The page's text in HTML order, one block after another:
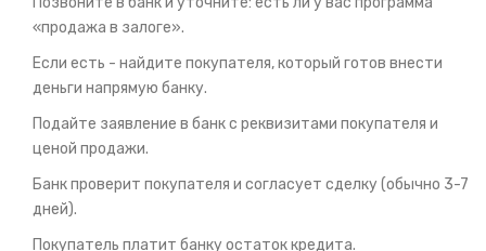
«продажа в залоге».
Если есть - найдите покупателя, который готов внести
деньги напрямую банку.
Подайте заявление в банк с реквизитами покупателя и
ценой продажи.
Банк проверит покупателя и согласует сделку (обычно 3-7
дней).
Покупатель платит банку остаток кредита.